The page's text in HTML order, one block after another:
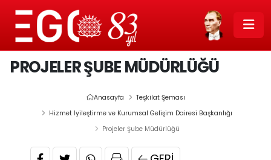
PROJELER ŞUBE MÜDÜRLÜĞÜ
Anasayfa
Teşkilat Şeması
Hizmet İyileştirme ve Kurumsal Gelişim Dairesi Başkanlığı
Projeler Şube Müdürlüğü